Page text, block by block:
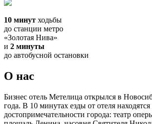
10 минут ходьбы
до станции метро
«Золотая Нива»
и 2 минуты
до автобусной остановки
О нас
Бизнес отель Метелица открылся в
года. В 10 минутах езды от отеля
достопримечательности города: театр